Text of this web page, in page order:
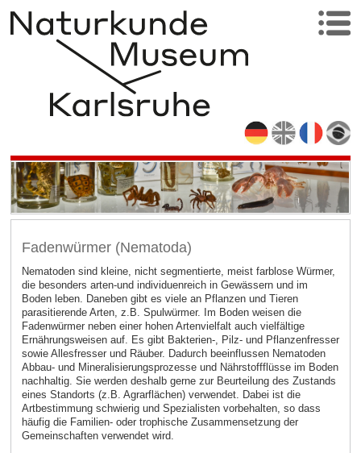
Fadenwürmer (Nematoda)
Nematoden sind kleine, nicht segmentierte, meist farblose Würmer,
die besonders arten-und individuenreich in Gewässern und im
Boden leben. Daneben gibt es viele an Pflanzen und Tieren
parasitierende Arten, z.B. Spulwürmer. Im Boden weisen die
Fadenwürmer neben einer hohen Artenvielfalt auch vielfältige
Ernährungsweisen auf. Es gibt Bakterien-, Pilz- und Pflanzenfresser
sowie Allesfresser und Räuber. Dadurch beeinflussen Nematoden
Abbau- und Mineralisierungsprozesse und Nährstoffflüsse im Boden
nachhaltig. Sie werden deshalb gerne zur Beurteilung des Zustands
eines Standorts (z.B. Agrarflächen) verwendet. Dabei ist die
Artbestimmung schwierig und Spezialisten vorbehalten, so dass
häufig die Familien- oder trophische Zusammensetzung der
Gemeinschaften verwendet wird.